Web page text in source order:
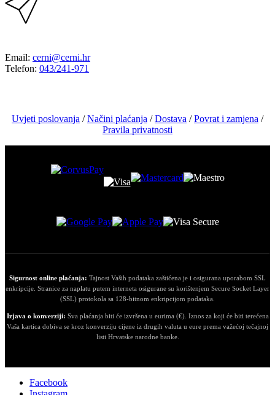
Email: cerni@cerni.hr
Telefon: 043/241-971
Uvjeti poslovanja /Načini plaćanja /Dostava /Povrat i zamjena /
Pravila privatnosti
Sigurnost online plaćanja: Tajnost Vaših podataka zaštićena je i osigurana uporabom SSL
enkripcije. Stranice za naplatu putem interneta osigurane su korištenjem Secure Socket Layer
(SSL) protokola sa 128-bitnom enkripcijom podataka.
Izjava o konverziji: Sva plaćanja biti će izvršena u eurima (€). Iznos za koji će biti terećena
Vaša kartica dobiva se kroz konverziju cijene iz drugih valuta u eure prema važećoj tečajnoj
listi Hrvatske narodne banke.
Facebook